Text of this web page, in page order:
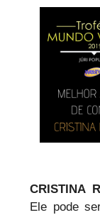
CRISTINA
Ele pode